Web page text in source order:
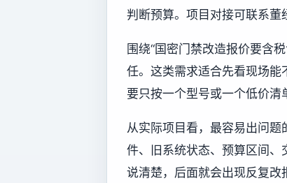
判断预算。项目对接可联系董
围绕“国密门禁改造报价要含
任。这类需求适合先看现场
要只按一个型号或一个低价清
从实际项目看，最容易出问
件、旧系统状态、预算区间
说清楚，后面就会出现反复改